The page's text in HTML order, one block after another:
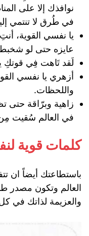
نوافذك إلا على
في طُرق لا تنتمي
يا نفسي القوية،
عايزه حتى لو
لَقد تَاهت فِي قوتكِ
أزهري يا نفسي
واللحظات.
زاهية وبرّاقة حتى
في العالم سُقيت
كلمات قوية
باستطاعتك أيضاً ان
العالم وتكون مصدر
والعزيمة لذاتك في